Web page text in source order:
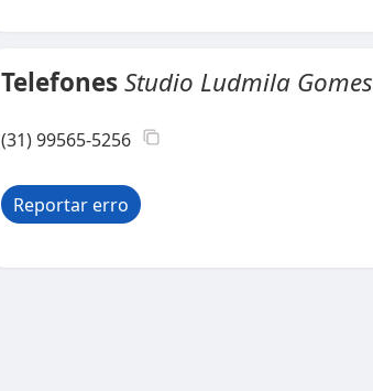
TelefonesStudio Ludmila Gomes
(31) 99565-5256
Reportar erro